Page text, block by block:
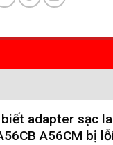
biết adapter sạc
A56CM bị